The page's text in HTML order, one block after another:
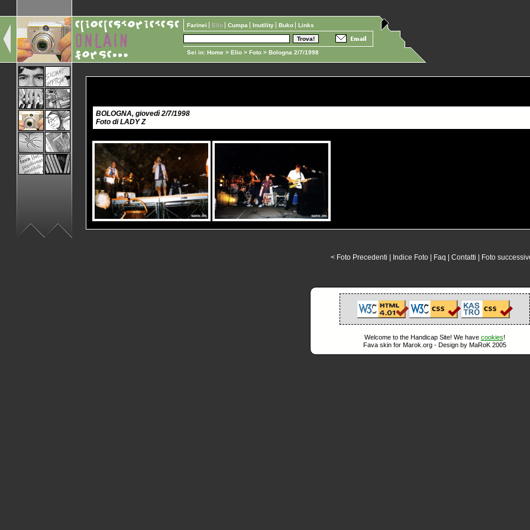
Sei in: Home > Elio > Foto > Bologna 2/7/1998
Farinei Elio Cumpa Inutility Buko Links
BOLOGNA, giovedì 2/7/1998
Foto di LADY Z
< Foto Precedenti Indice Foto| Faq Contatti Foto
Welcome to the Handicap Site! We have cookies!
Fava skin for Marok.org - Design by MaRoK 2005